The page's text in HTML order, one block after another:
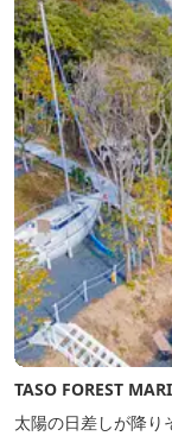
TASO FOREST
太陽の日差しが降り